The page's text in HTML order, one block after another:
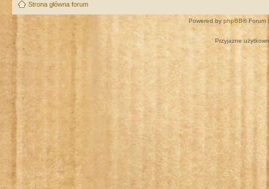
Strona główna forum
Powered by phpBB® Forum
Przyjazne